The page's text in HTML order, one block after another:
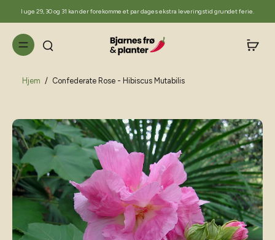
I uge 29, 30 og 31 kan der forekomme et par dages ekstra leveringstid grundet ferie.
Hjem / Confederate Rose - Hibiscus Mutabilis